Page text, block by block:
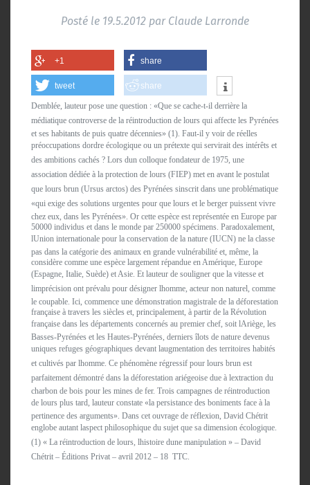
Posté le 19.5.2012 par Claude Larronde
+1 share
tweet share
Demblée, lauteur pose une question : «Que se cache-t-il derrière la
médiatique controverse de la réintroduction de lours qui affecte les Pyrénées
et ses habitants de puis quatre décennies» (1). Faut-il y voir de réelles
préoccupations dordre écologique ou un prétexte qui servirait des intérêts et
des ambitions cachés ? Lors dun colloque fondateur de 1975, une
association dédiée à la protection de lours (FIEP) met en avant le postulat
que lours brun (Ursus arctos) des Pyrénées sinscrit dans une problématique
«qui exige des solutions urgentes pour que lours et le berger puissent vivre
chez eux, dans les Pyrénées». Or cette espèce est représentée en Europe par
50000 individus et dans le monde par 250000 spécimens. Paradoxalement,
lUnion internationale pour la conservation de la nature (IUCN) ne la classe
pas dans la catégorie des animaux en grande vulnérabilité et, même, la
considère comme une espèce largement répandue en Amérique, Europe
(Espagne, Italie, Suède) et Asie. Et lauteur de souligner que la vitesse et
limprécision ont prévalu pour désigner lhomme, acteur non naturel, comme
le coupable. Ici, commence une démonstration magistrale de la déforestation
française à travers les siècles et, principalement, à partir de la Révolution
française dans les départements concernés au premier chef, soit lAriège, les
Basses-Pyrénées et les Hautes-Pyrénées, derniers îlots de nature devenus
uniques refuges géographiques devant laugmentation des territoires habités
et cultivés par lhomme. Ce phénomène régressif pour lours brun est
parfaitement démontré dans la déforestation ariégeoise due à lextraction du
charbon de bois pour les mines de fer. Trois campagnes de réintroduction
de lours plus tard, lauteur constate «la persistance des boniments face à la
pertinence des arguments». Dans cet ouvrage de réflexion, David Chétrit
englobe autant laspect philosophique du sujet que sa dimension écologique.
(1) « La réintroduction de lours, lhistoire dune manipulation » – David
Chétrit – Éditions Privat – avril 2012 – 18  TTC.